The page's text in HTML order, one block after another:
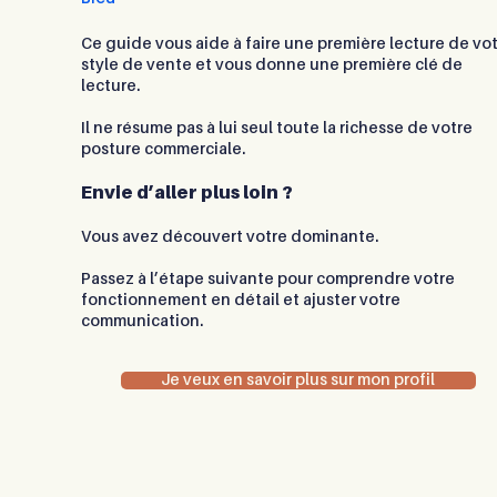
Ce guide vous aide à faire une première lecture de
style de vente et vous donne une première clé de
lecture.
Il ne résume pas à lui seul toute la richesse de votre
posture commerciale.
Envie d’aller plus loin ?
Vous avez découvert votre dominante.
Passez à l’étape suivante pour comprendre votre
fonctionnement en détail et ajuster votre
communication.
Je veux en savoir plus sur mon profil